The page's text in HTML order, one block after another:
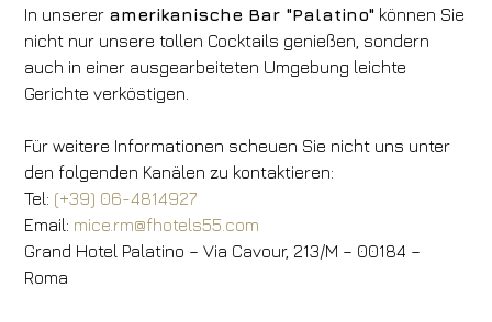
In unserer amerikanische Bar "Palatino" können Sie
nicht nur unsere tollen Cocktails genießen, sondern
auch in einer ausgearbeiteten Umgebung leichte
Gerichte verköstigen.
Für weitere Informationen scheuen Sie nicht uns unter
den folgenden Kanälen zu kontaktieren:
Tel: (+39) 06-4814927
Email: mice.rm@fhotels55.com
Grand Hotel Palatino – Via Cavour, 213/M – 00184 –
Roma